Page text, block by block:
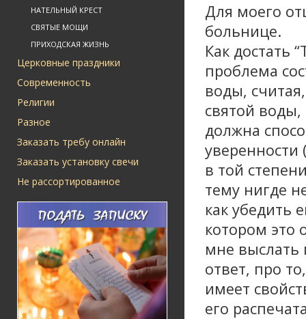
НАТЕЛЬНЫЙ КРЕСТ
СВЯТЫЕ МОЩИ
ПРИХОДСКАЯ ЖИЗНЬ
Церковные праздники
Современность
Религии
Разное
Заказать требу онлайн
Заказать установку свечи
Не рассортированное
Для моего
больнице.
Как достать
проблема
воды,
святой воды,
должна
в той
тему нигде
как убедить
котором это
мне выслать
ответ, про
имеет
его